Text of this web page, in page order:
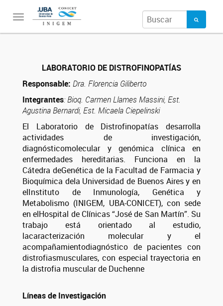
Toggle
LABORATORIO DE DISTROFINOPATÍAS
Responsable: Dra. Florencia Giliberto
Integrantes:Bioq. Carmen Llames Massini, Est.
Agustina Bernardi, Est. Micaela Ciepelinski
El Laboratorio de Distrofinopatías desarrolla
actividades de investigación,
diagnósticomolecular y genómica clínica en
enfermedades hereditarias. Funciona en la
Cátedra deGenética de la Facultad de Farmacia y
Bioquímica dela Universidad de Buenos Aires y en
elInstituto de Inmunología, Genética y
Metabolismo (INIGEM, UBA-CONICET), con sede
en elHospital de Clínicas “José de San Martín”. Su
trabajo está orientado al estudio,
lacaracterización molecular y el
acompañamientodiagnóstico de pacientes con
distrofiasmusculares, con especial trayectoria en
la distrofia muscular de Duchenne
Líneas de Investigación